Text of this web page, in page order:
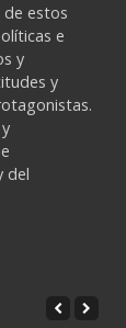
estos
e
y
y
del